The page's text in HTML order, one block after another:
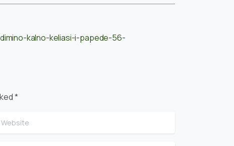
kalno-keliasi-i-papede-56-
*